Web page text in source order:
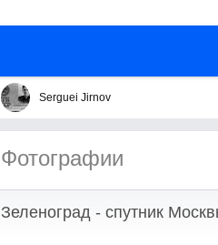
Serguei Jirnov
Фотографии
Зеленоград - спутник